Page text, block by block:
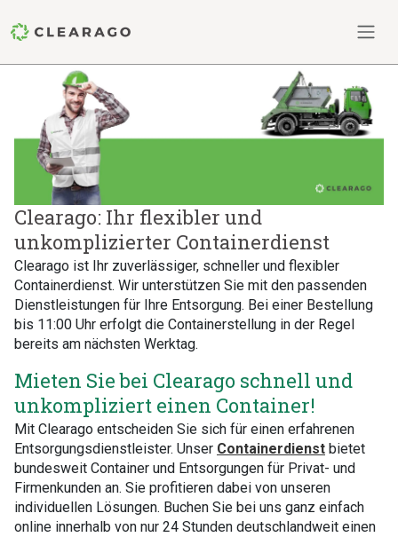
Clearago: Ihr flexibler und
unkomplizierter Containerdienst
Clearago ist Ihr zuverlässiger, schneller und flexibler
Containerdienst. Wir unterstützen Sie mit den passenden
Dienstleistungen für Ihre Entsorgung. Bei einer Bestellung
bis 11:00 Uhr erfolgt die Containerstellung in der Regel
bereits am nächsten Werktag.
Mieten Sie bei Clearago schnell und
unkompliziert einen Container!
Mit Clearago entscheiden Sie sich für einen erfahrenen
Entsorgungsdienstleister. Unser Containerdienst bietet
bundesweit Container und Entsorgungen für Privat- und
Firmenkunden an. Sie profitieren dabei von unseren
individuellen Lösungen. Buchen Sie bei uns ganz einfach
online innerhalb von nur 24 Stunden deutschlandweit einen